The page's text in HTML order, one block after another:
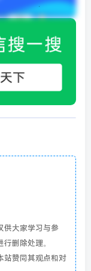
供大家学习与参
删除处理。
站赞同其观点和对